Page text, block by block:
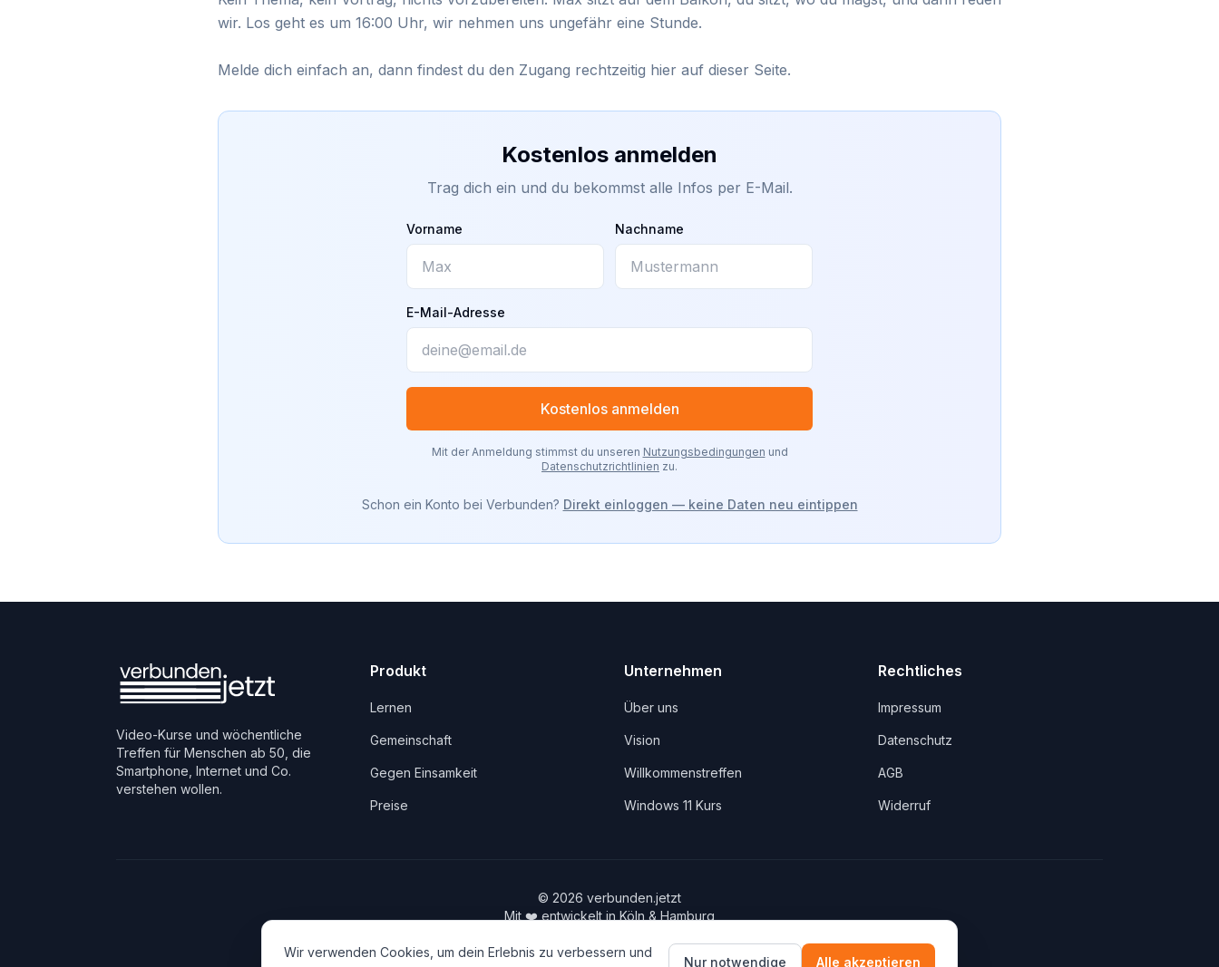
wir. Los geht es um 16:00 Uhr, wir nehmen uns ungefähr eine Stunde.
Melde dich einfach an, dann findest du den Zugang rechtzeitig hier auf dieser Seite.
Kostenlos anmelden
Trag dich ein und du bekommst alle Infos per E-Mail.
Vorname Nachname
E-Mail-Adresse
Kostenlos anmelden
Mit der Anmeldung stimmst du unseren Nutzungsbedingungen und
Datenschutzrichtlinien zu.
Schon ein Konto bei Verbunden? Direkt einloggen — keine Daten neu eintippen
Video-Kurse und wöchentliche
Treffen für Menschen ab 50, die
Smartphone, Internet und Co.
verstehen wollen.
Produkt
Lernen
Gemeinschaft
Gegen Einsamkeit
Preise
Unternehmen
Über uns
Vision
Willkommenstreffen
Windows 11 Kurs
Rechtliches
Impressum
Datenschutz
AGB
Widerruf
© 2026 verbunden.jetzt
Mit ❤️ entwickelt in Köln & Hamburg
info@verbunden.jetzt
Wir verwenden Cookies, um dein Erlebnis zu verbessern und
Nur notwendige Alle akzeptieren